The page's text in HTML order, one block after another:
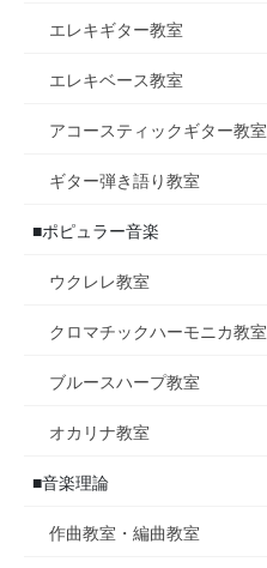
エレキギター教室
エレキベース教室
アコースティックギター教室
ギター弾き語り教室
■ポピュラー音楽
ウクレレ教室
クロマチックハーモニカ教室
ブルースハープ教室
オカリナ教室
■音楽理論
作曲教室・編曲教室